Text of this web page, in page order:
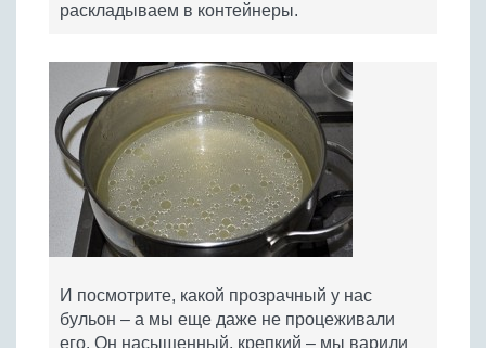
раскладываем в контейнеры.
И посмотрите, какой прозрачный у нас
бульон – а мы еще даже не процеживали
его. Он насыщенный, крепкий – мы варили